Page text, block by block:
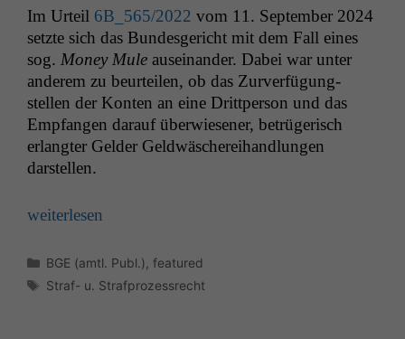
Im Urteil 6B_565/2022 vom 11. Sep­tem­ber 2024
set­zte sich das Bun­des­gericht mit dem Fall eines
sog. Mon­ey Mule auseinan­der. Dabei war unter
anderem zu beurteilen, ob das Zurver­fü­gung­
stellen der Kon­ten an eine Drittper­son und das
Emp­fan­gen darauf über­wiesen­er, betrügerisch
erlangter Gelder Geld­wäscherei­hand­lun­gen
darstellen.
weit­er­lesen
Kategorien
BGE (amtl. Publ.) ,featured
Schlagwörter
Straf- u. Strafprozessrecht